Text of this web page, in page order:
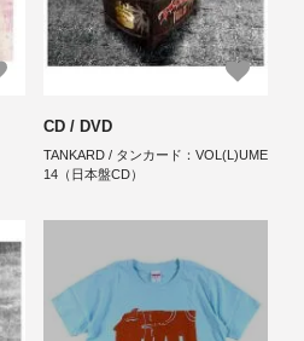
CD / DVD
TANKARD / タンカード：VOL(L)UME
14（日本盤CD）